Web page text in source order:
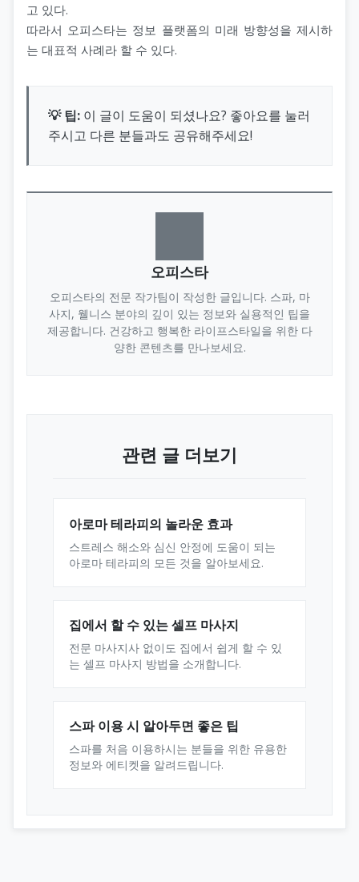
고 있다.
따라서 오피스타는 정보 플랫폼의 미래 방향성을 제시하
는 대표적 사례라 할 수 있다.
💡 팁: 이 글이 도움이 되셨나요? 좋아요를 눌러
주시고 다른 분들과도 공유해주세요!
오피스타
오피스타의 전문 작가팀이 작성한 글입니다. 스파, 마
사지, 웰니스 분야의 깊이 있는 정보와 실용적인 팁을
제공합니다. 건강하고 행복한 라이프스타일을 위한 다
양한 콘텐츠를 만나보세요.
관련 글 더보기
아로마 테라피의 놀라운 효과
스트레스 해소와 심신 안정에 도움이 되는
아로마 테라피의 모든 것을 알아보세요.
집에서 할 수 있는 셀프 마사지
전문 마사지사 없이도 집에서 쉽게 할 수 있
는 셀프 마사지 방법을 소개합니다.
스파 이용 시 알아두면 좋은 팁
스파를 처음 이용하시는 분들을 위한 유용한
정보와 에티켓을 알려드립니다.